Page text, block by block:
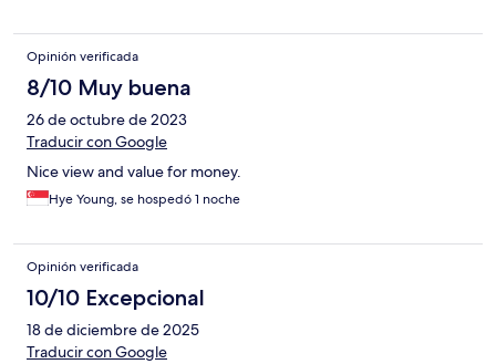
Opinión verificada
8/10 Muy buena
26 de octubre de 2023
Traducir con Google
Nice view and value for money.
Hye Young, se hospedó 1 noche
Opinión verificada
10/10 Excepcional
18 de diciembre de 2025
Traducir con Google